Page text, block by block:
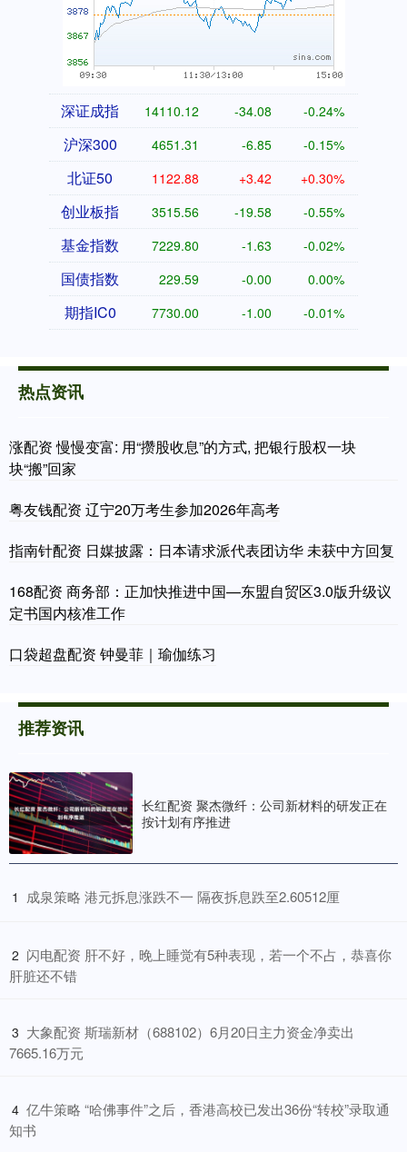
深证成指 14110.12 -34.08 -0.24%
沪深300 4651.31 -6.85 -0.15%
北证50 1122.88 +3.42 +0.30%
创业板指 3515.56 -19.58 -0.55%
基金指数 7229.80 -1.63 -0.02%
国债指数 229.59 -0.00 0.00%
期指IC0 7730.00 -1.00 -0.01%
热点资讯
涨配资 慢慢变富: 用“攒股收息”的方式, 把银行股权一块
块“搬”回家
粤友钱配资 辽宁20万考生参加2026年高考
指南针配资 日媒披露：日本请求派代表团访华 未获中方回复
168配资 商务部：正加快推进中国—东盟自贸区3.0版升级议
定书国内核准工作
口袋超盘配资 钟曼菲｜瑜伽练习
推荐资讯
长红配资 聚杰微纤：公司新材料的研发正在
按计划有序推进
1 ​成泉策略 港元拆息涨跌不一 隔夜拆息跌至2.60512厘
2 ​闪电配资 肝不好，晚上睡觉有5种表现，若一个不占，恭喜你
肝脏还不错
3 ​大象配资 斯瑞新材（688102）6月20日主力资金净卖出
7665.16万元
4 ​亿牛策略 “哈佛事件”之后，香港高校已发出36份“转校”录取通
知书